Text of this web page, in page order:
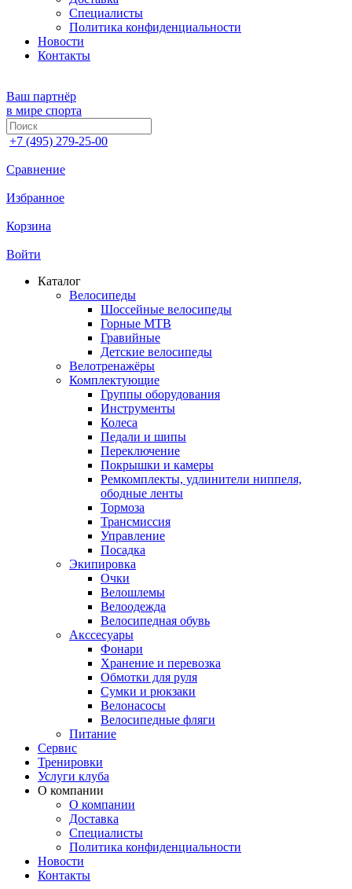
Специалисты
Политика конфиденциальности
Новости
Контакты
Ваш партнёр
в мире спорта
+7 (495) 279-25-00
Сравнение
Избранное
Корзина
Войти
Каталог
Велосипеды
Шоссейные велосипеды
Горные МTB
Гравийные
Детские велосипеды
Велотренажёры
Комплектующие
Группы оборудования
Инструменты
Колеса
Педали и шипы
Переключение
Покрышки и камеры
Ремкомплекты, удлинители ниппеля,
ободные ленты
Тормоза
Трансмиссия
Управление
Посадка
Экипировка
Очки
Велошлемы
Велоодежда
Велосипедная обувь
Акссесуары
Фонари
Хранение и перевозка
Обмотки для руля
Сумки и рюкзаки
Велонасосы
Велосипедные фляги
Питание
Сервис
Тренировки
Услуги клуба
О компании
О компании
Доставка
Специалисты
Политика конфиденциальности
Новости
Контакты